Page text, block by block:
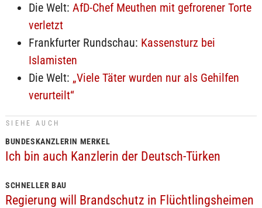
Die Welt: AfD-Chef Meuthen mit gefrorener Torte
verletzt
Frankfurter Rundschau: Kassensturz bei
Islamisten
Die Welt: „Viele Täter wurden nur als Gehilfen
verurteilt“
SIEHE AUCH
BUNDESKANZLERIN MERKEL
Ich bin auch Kanzlerin der Deutsch-Türken
SCHNELLER BAU
Regierung will Brandschutz in Flüchtlingsheimen